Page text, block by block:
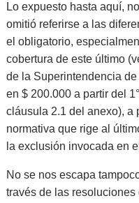
Lo expuesto hasta aquí,
omitió referirse a las
el obligatorio,
cobertura de este último
de la Superintendencia
en $ 200.000 a partir del
cláusula 2.1 del anexo), a
normativa que rige al
la exclusión invocada en
No se nos escapa
través de las